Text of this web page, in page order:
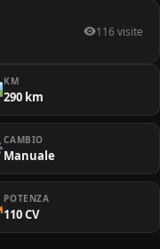
116 visite
KM
290 km
CAMBIO
Manuale
POTENZA
110 CV